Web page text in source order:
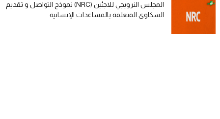
المجلس النرويجي للاجئين (NRC) نموذج التواصل و تقديم
الشكاوى المتعلقة بالمساعدات الإنسانية